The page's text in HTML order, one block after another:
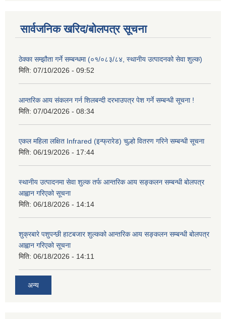
सार्वजनिक खरिद/बोलपत्र सूचना
ठेक्का सम्झौता गर्ने सम्बन्धमा (०१/०८३/८४, स्थानीय उत्पादनको सेवा शुल्क)
मिति: 07/10/2026 - 09:52
आन्तरिक आय संकलन गर्न शिलबन्दी दरभाउपत्र पेश गर्ने सम्बन्धी सूचना !
मिति: 07/04/2026 - 08:34
एकल महिला लक्षित Infrared (इन्फ्रारेड) चुल्हो वितरण गरिने सम्बन्धी सूचना
मिति: 06/19/2026 - 17:44
स्थानीय उत्पादनमा सेवा शुल्क तर्फ आन्तरिक आय सङ्कलन सम्बन्धी बोलपत्र
आह्वान गरिएको सूचना
मिति: 06/18/2026 - 14:14
शुक्रबारे पशुपन्छी हाटबजार शुल्कको आन्तरिक आय सङ्कलन सम्बन्धी बोलपत्र
आह्वान गरिएको सूचना
मिति: 06/18/2026 - 14:11
अन्य